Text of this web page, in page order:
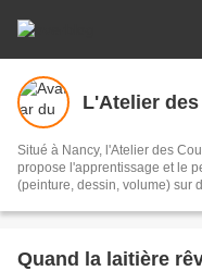
L'Atelier
Situé à Nancy, l'Atelier des
propose l'apprentissage et le
(peinture, dessin, volume) sur
pratiques et des expériences.
travail. Un espace de créations
Quand la laitière